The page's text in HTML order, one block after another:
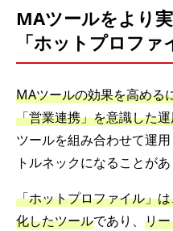
MAツールをより
「ホットプロフ
MAツールの効果を高める
「営業連携」を意識した
ツールを組み合わせて運
トルネックになることがあ
「ホットプロファイル」
化したツールであり、 リ